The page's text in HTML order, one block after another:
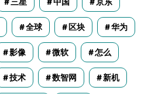
全球 区块 华为
影像 微软 怎么
技术 数智网 新机